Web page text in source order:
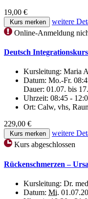
19,00 €
Kurs merken
weitere
Online-Anmeldung
Deutsch
Kursleitung: Maria
Datum: Mo.-Fr.
Dauer: 01.07. bis
Uhrzeit: 08:45 -
Ort: Calw, vhs,
229,00 €
Kurs merken
weitere
Kurs abgeschlossen
Rückenschmerzen –
Kursleitung: Dr.
Datum: Mi.